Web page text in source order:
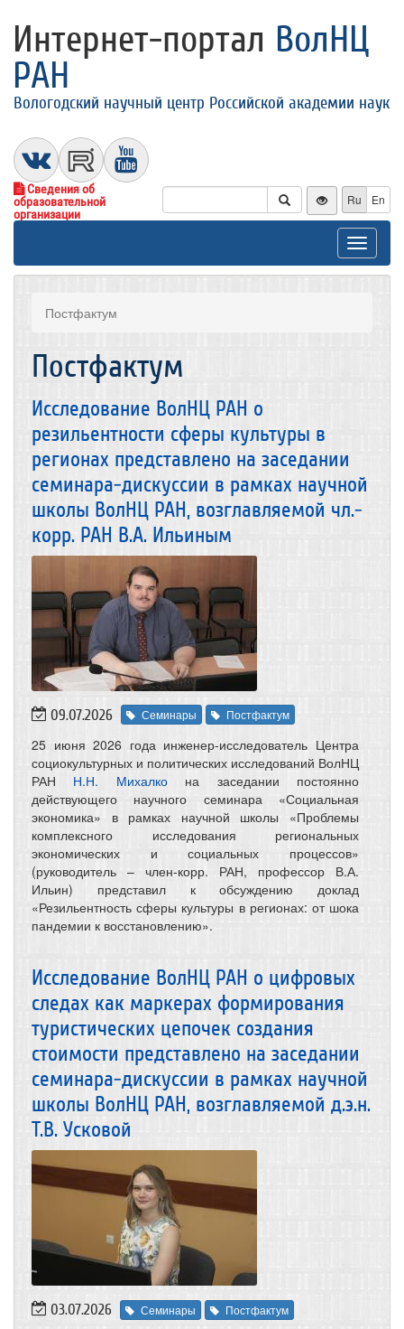
Интернет-портал ВолНЦ
РАН
Вологодский научный центр Российской академии наук
Сведения об
образовательной
организации
Ru En
Toggle
Постфактум
Постфактум
Исследование ВолНЦ РАН о
резильентности сферы культуры в
регионах представлено на заседании
семинара-дискуссии в рамках научной
школы ВолНЦ РАН, возглавляемой чл.-
корр. РАН В.А. Ильиным
09.07.2026 Семинары Постфактум
25 июня 2026 года инженер-исследователь Центра
социокультурных и политических исследований ВолНЦ
РАН Н.Н. Михалкона заседании постоянно
действующего научного семинара «Социальная
экономика» в рамках научной школы «Проблемы
комплексного исследования региональных
экономических и социальных процессов»
(руководитель – член-корр. РАН, профессор В.А.
Ильин) представил к обсуждению доклад
«Резильентность сферы культуры в регионах: от шока
пандемии к восстановлению».
Исследование ВолНЦ РАН о цифровых
следах как маркерах формирования
туристических цепочек создания
стоимости представлено на заседании
семинара-дискуссии в рамках научной
школы ВолНЦ РАН, возглавляемой д.э.н.
Т.В. Усковой
03.07.2026 Семинары Постфактум